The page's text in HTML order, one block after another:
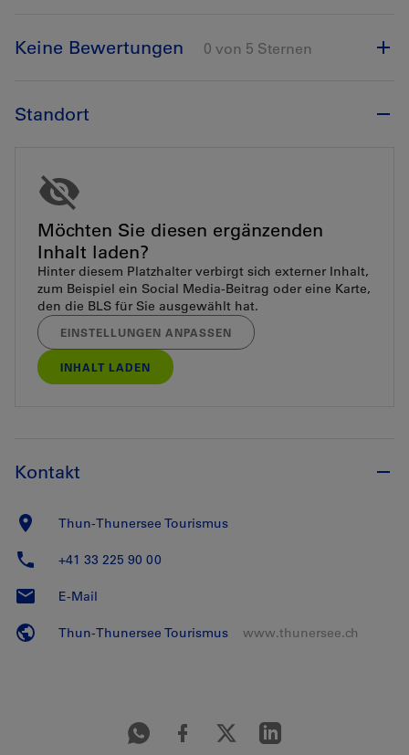
Keine Bewertungen 0 von 5 Sternen
Standort
Möchten Sie diesen ergänzenden
Inhalt laden?
Hinter diesem Platzhalter verbirgt sich externer Inhalt,
zum Beispiel ein Social Media-Beitrag oder eine Karte,
den die BLS für Sie ausgewählt hat.
EINSTELLUNGEN ANPASSEN
INHALT LADEN
Kontakt
Thun-Thunersee Tourismus
+41 33 225 90 00
E-Mail
Thun-Thunersee Tourismus www.thunersee.ch